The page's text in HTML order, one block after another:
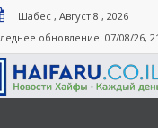
Шабес , Август 8 , 2026
обновление: 07/08/26,